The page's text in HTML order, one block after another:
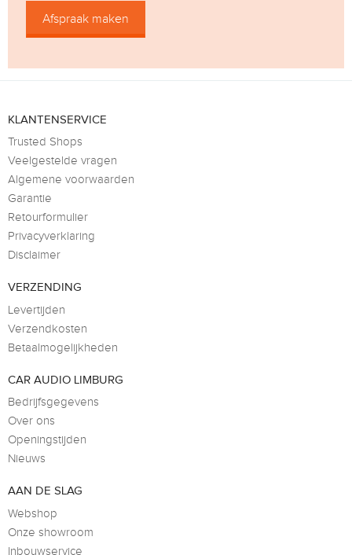
Afspraak maken
KLANTENSERVICE
Trusted Shops
Veelgestelde vragen
Algemene voorwaarden
Garantie
Retourformulier
Privacyverklaring
Disclaimer
VERZENDING
Levertijden
Verzendkosten
Betaalmogelijkheden
CAR AUDIO LIMBURG
Bedrijfsgegevens
Over ons
Openingstijden
Nieuws
AAN DE SLAG
Webshop
Onze showroom
Inbouwservice